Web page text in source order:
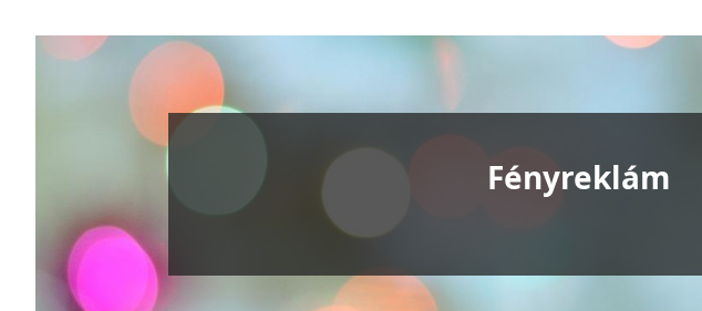
Fényreklám